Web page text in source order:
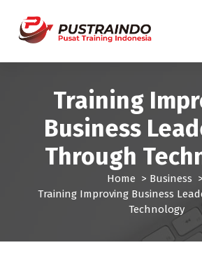
Training
Business
Through
Home > Business >
Training Improving Business
Technology